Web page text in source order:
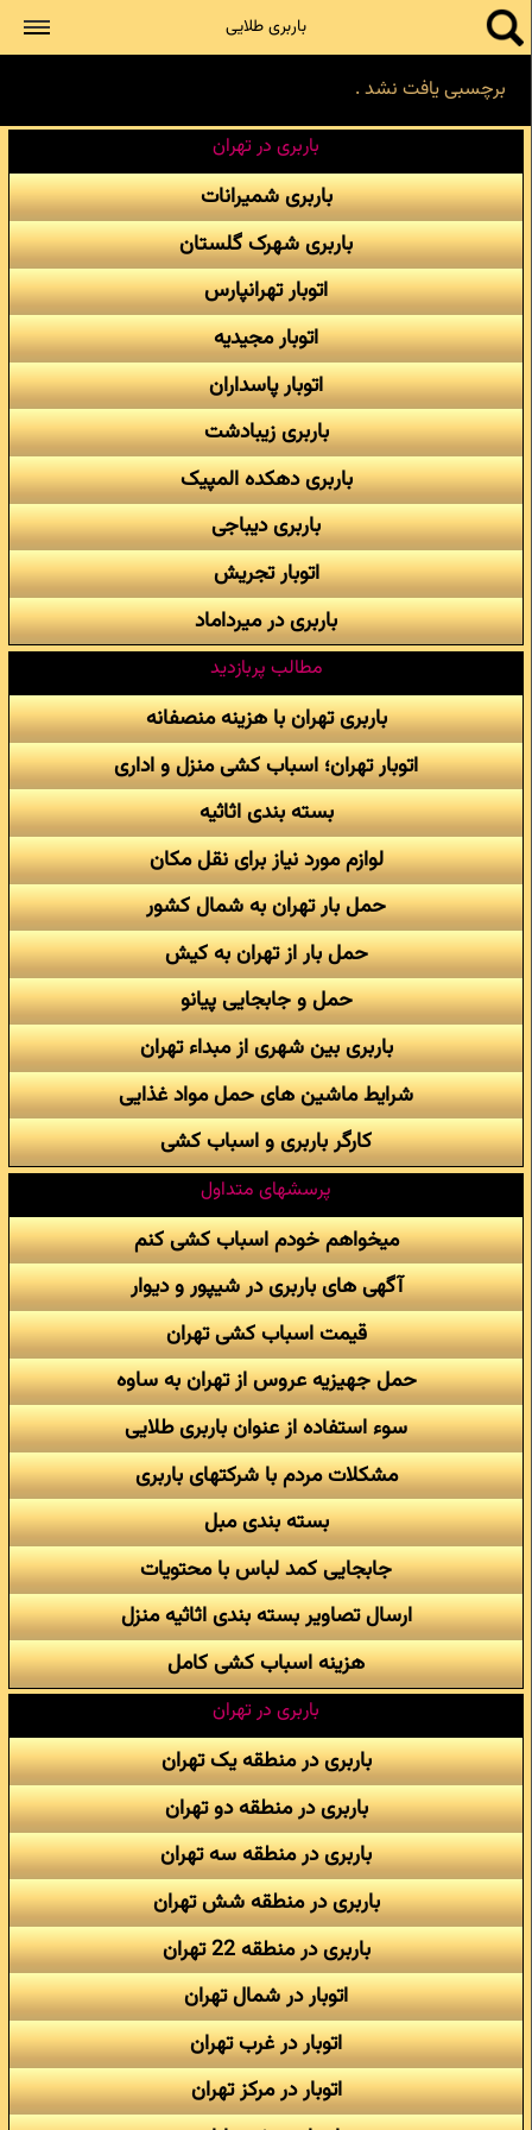
باربری طلایی
برچسبی یافت نشد .
باربری در تهران
باربری شمیرانات
باربری شهرک گلستان
اتوبار تهرانپارس
اتوبار مجیدیه
اتوبار پاسداران
باربری زیبادشت
باربری دهکده المپیک
باربری دیباجی
اتوبار تجریش
باربری در میرداماد
مطالب پربازدید
باربری تهران با هزینه منصفانه
اتوبار تهران؛ اسباب کشی منزل و اداری
بسته بندی اثاثیه
لوازم مورد نیاز برای نقل مکان
حمل بار تهران به شمال کشور
حمل بار از تهران به کیش
حمل و جابجایی پیانو
باربری بین شهری از مبداء تهران
شرایط ماشین های حمل مواد غذایی
کارگر باربری و اسباب کشی
پرسشهای متداول
میخواهم خودم اسباب کشی کنم
آگهی های باربری در شیپور و دیوار
قیمت اسباب کشی تهران
حمل جهیزیه عروس از تهران به ساوه
سوء استفاده از عنوان باربری طلایی
مشکلات مردم با شرکتهای باربری
بسته بندی مبل
جابجایی کمد لباس با محتویات
ارسال تصاویر بسته بندی اثاثیه منزل
هزینه اسباب کشی کامل
باربری در تهران
باربری در منطقه یک تهران
باربری در منطقه دو تهران
باربری در منطقه سه تهران
باربری در منطقه شش تهران
باربری در منطقه 22 تهران
اتوبار در شمال تهران
اتوبار در غرب تهران
اتوبار در مرکز تهران
جستجو